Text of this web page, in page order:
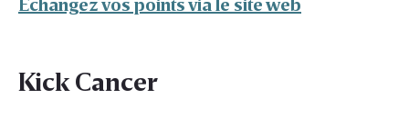
Kick Cancer